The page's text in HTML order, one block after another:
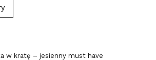
w kratę – jesienny must have